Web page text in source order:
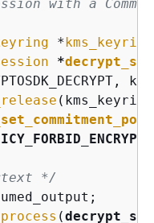
with a
*kms_keyring
*
*/
(